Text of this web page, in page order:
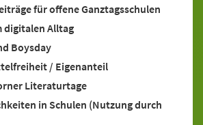
für offene Ganztagsschulen
digitalen Alltag
Boysday
/ Eigenanteil
Literaturtage
in Schulen (Nutzung durch